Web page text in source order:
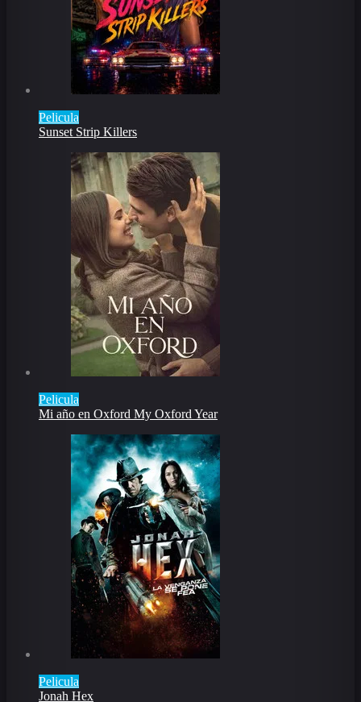
Pelicula
Sunset Strip Killers
Pelicula
Mi año en Oxford My Oxford Year
Pelicula
Jonah Hex